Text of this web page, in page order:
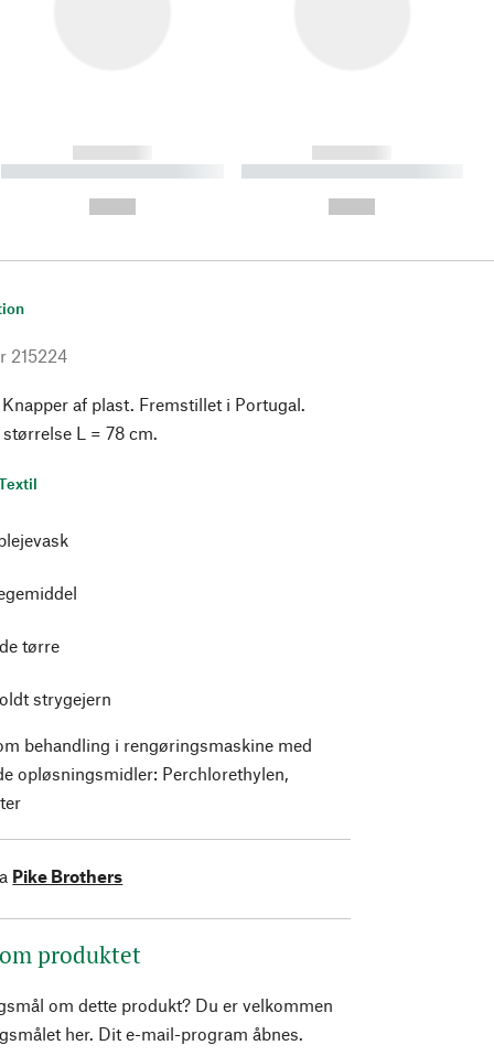
------------
----------- ----------- ----------
------------
----------- ----------- ----------
215224
af plast. Fremstillet i Portugal.
L = 78 cm.
tørre
strygejern
behandling i rengøringsmaskine med
opløsningsmidler: Perchlorethylen,
Pike Brothers
produktet
om dette produkt? Du er velkommen
her. Dit e-mail-program åbnes.